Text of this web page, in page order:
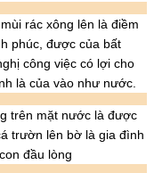
rác xông lên là điềm
phúc, được của bất
công việc có lợi cho
là của vào như nước.
trên mặt nước là được
trườn lên bờ là gia đình
đầu lòng